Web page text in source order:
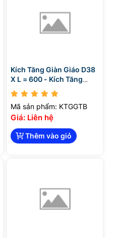
Kích Tăng Giàn Giáo D38
X L = 600 - Kích Tăng
Bằng
Mã sản phẩm: KTGGTB
Giá: Liên hệ
Thêm vào giỏ